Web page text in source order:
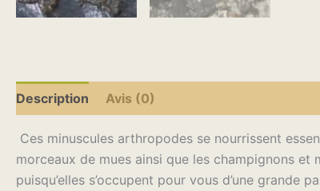
Description Avis (0)
Ces minuscules arthropodes se nourrissent
morceaux de mues ainsi que les champignons
puisqu’elles s’occupent pour vous d’une